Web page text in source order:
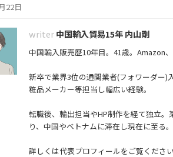
22日
中国輸入貿易15年 内山剛
中国輸入販売歴10年目。41歳。Amazon
新卒で業界3位の通関業者(フォワーダー
粧品メーカー等担当し幅広い経験。
転職後、輸出担当やHP制作を経て独立
り、中国やベトナムに滞在し現在に至る。
詳しくは代表プロフィールをご覧ください